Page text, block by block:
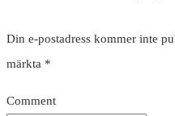
Din e-postadress kommer inte
märkta *
Comment